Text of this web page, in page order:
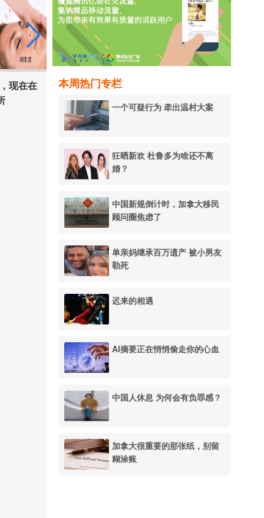
本周热门专栏
一个可疑行为 牵出温村大案
狂晒新欢 杜鲁多为啥还不离
婚？
中国新规倒计时，加拿大移民
顾问圈焦虑了
单亲妈继承百万遗产 被小男友
勒死
迟来的相遇
AI摘要正在悄悄偷走你的心血
中国人休息 为何会有负罪感？
加拿大很重要的那张纸，别留
糊涂账
现在在